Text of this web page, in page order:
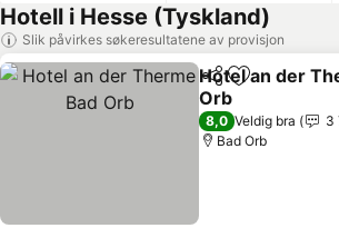
Hotell i Hesse (Tyskland)
Slik påvirkes søkeresultatene av provisjon
Del Legg til i
Hotel an der
Orb
8,0 Veldig bra
3
Bad Orb